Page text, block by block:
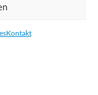
Kontakt
Unternehmen. Wir
Deutschland,